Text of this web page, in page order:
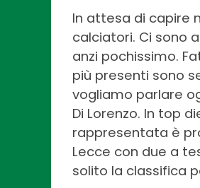
In attesa di capire
calciatori. Ci sono
anzi pochissimo.
più presenti sono
vogliamo parlare
Di Lorenzo. In top
rappresentata è
Lecce con due a
solito la classifica